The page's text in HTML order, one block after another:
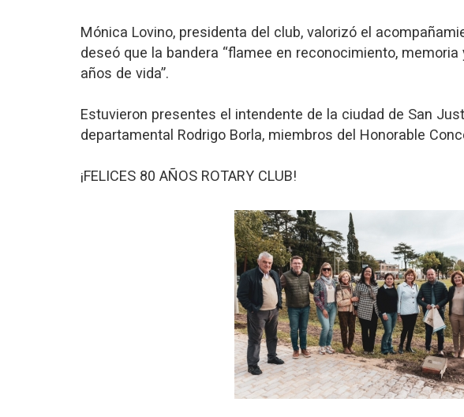
Mónica Lovino, presidenta del club, valorizó el
deseó que la bandera “flamee en reconocimiento,
años de vida”.
Estuvieron presentes el intendente de la ciudad de San
departamental Rodrigo Borla, miembros del Honorable
¡FELICES 80 AÑOS ROTARY CLUB!